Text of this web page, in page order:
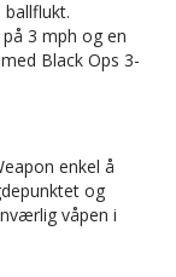
3 mph og en
Black Ops 3-
enkel å
og
våpen i